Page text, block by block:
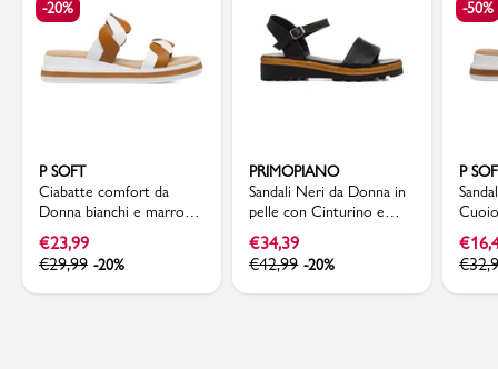
-20%
P SOFT
Ciabatte comfort da
Donna bianchi e marroni
con motivo incrociato P
Soft
€23,99
€29,99 -20%
PRIMOPIANO
Sandali Neri da Donna in
pelle con Cinturino e
suola Platform
Primopiano
€34,39
€42,99 -20%
-50%
P
€
€